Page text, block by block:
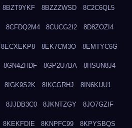
8BZT9YKF 8BZZZWSD 8C2C6QL5
8CFDQ2M4 8CUCG2I2 8D8ZOZI4
8ECXEKP8 8EK7CM3O 8EMTYC6G
8GN4ZHDF 8GP2U7BA 8HSUN8J4
8IGK9S2K 8IKCGRHJ 8IN6KUU1
8JJDB3C0 8JKNTZGY 8JO7GZIF
8KEKFDIE 8KNPFC99 8KPYSBQS